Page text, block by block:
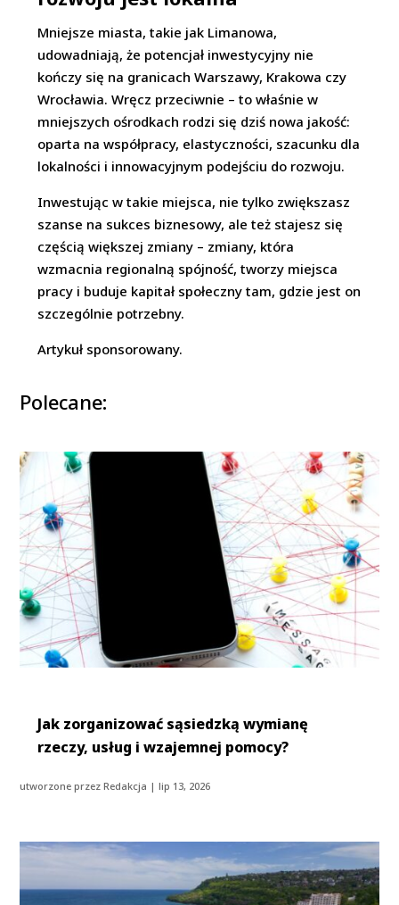
Mniejsze miasta, takie jak Limanowa,
udowadniają, że potencjał inwestycyjny nie
kończy się na granicach Warszawy, Krakowa czy
Wrocławia. Wręcz przeciwnie – to właśnie w
mniejszych ośrodkach rodzi się dziś nowa jakość:
oparta na współpracy, elastyczności, szacunku dla
lokalności i innowacyjnym podejściu do rozwoju.
Inwestując w takie miejsca, nie tylko zwiększasz
szanse na sukces biznesowy, ale też stajesz się
częścią większej zmiany – zmiany, która
wzmacnia regionalną spójność, tworzy miejsca
pracy i buduje kapitał społeczny tam, gdzie jest on
szczególnie potrzebny.
Artykuł sponsorowany.
Polecane:
Jak zorganizować sąsiedzką wymianę
rzeczy, usług i wzajemnej pomocy?
utworzone przezRedakcja |lip 13, 2026